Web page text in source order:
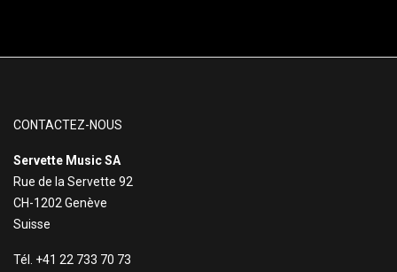
CONTACTEZ-NOUS
Servette Music SA
Rue de la Servette 92
CH-1202 Genève
Suisse
Tél. +41 22 733 70 73